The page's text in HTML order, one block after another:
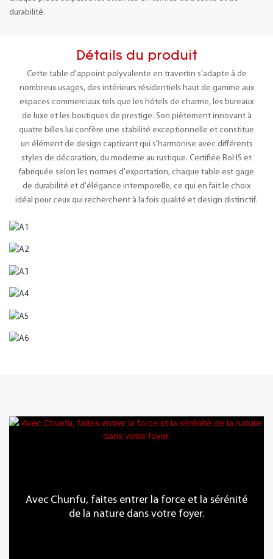
durabilité.
Détails du produit
Cette table d'appoint polyvalente en travertin s'adapte à de
nombreux usages, des intérieurs résidentiels haut de gamme aux
espaces commerciaux tels que les hôtels de charme, les bureaux
de luxe et les boutiques de prestige. Son piètement innovant à
quatre billes lui confère une stabilité exceptionnelle et constitue
un élément de design captivant qui s'harmonise avec différents
styles de décoration, du moderne au rustique. Certifiée RoHS et
fabriquée selon les normes d'exportation, chaque table est gage
de durabilité et d'élégance intemporelle, ce qui en fait le choix
idéal pour ceux qui recherchent à la fois qualité et design distinctif.
Avec Chunfu, faites entrer la force et la sérénité
de la nature dans votre foyer.